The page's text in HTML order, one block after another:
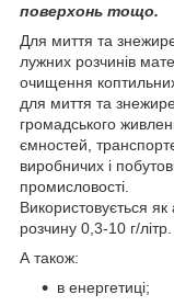
поверхонь тощо.
Для миття та
лужних розчинів
очищення
для миття та
громадського
ємностей,
виробничих і
промисловості.
Використовується
розчину 0,3-10 г/літр.
А також:
в енергетиці;